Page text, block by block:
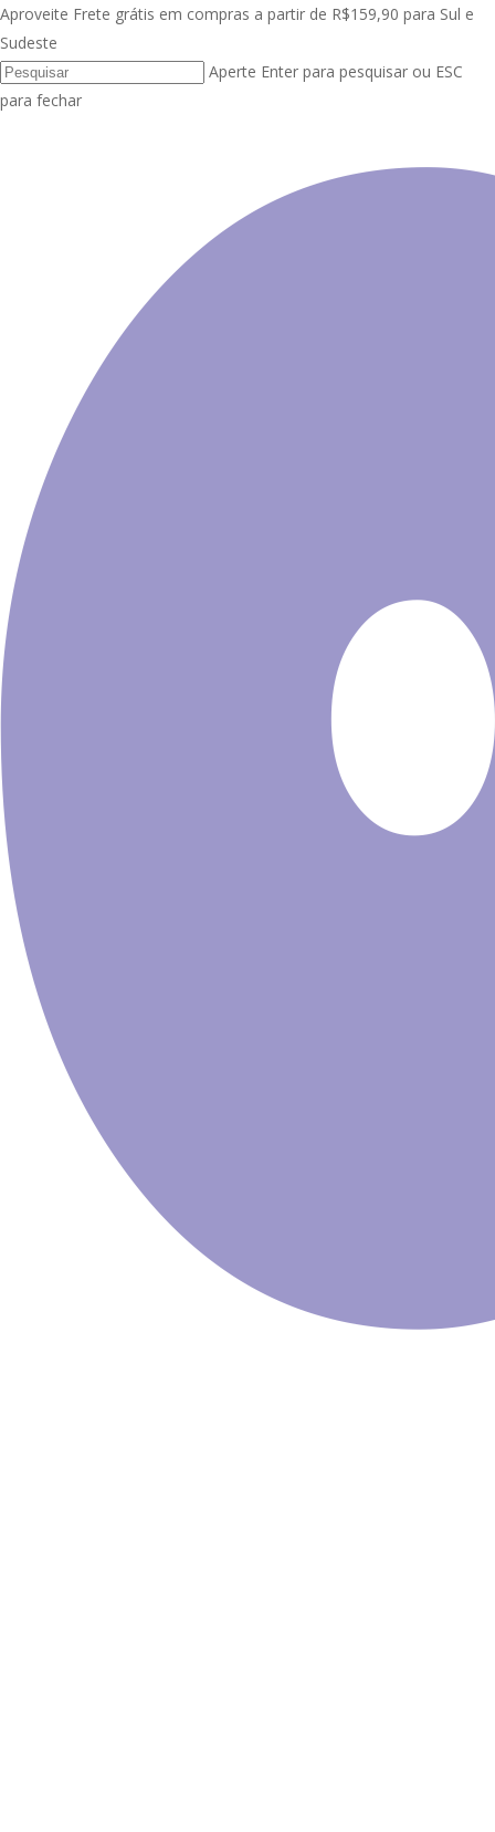
Skip
to
main
content
Aproveite Frete grátis em compras a partir de R$159,90 para Sul e
Sudeste
Aperte Enter para pesquisar ou ESC
para fechar